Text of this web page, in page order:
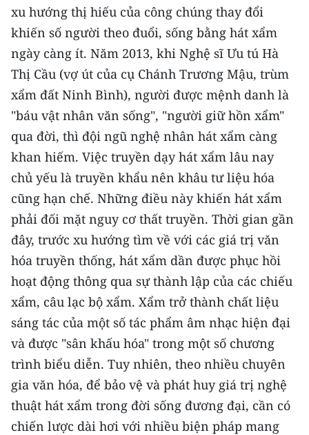
Đông Nam Bộ
Đồng bằng sông Cửu Long
Chuyên trang Hà Nội
Chuyên trang TP. Hồ Chí Minh
CHUYÊN ĐỀ
CÁC CHUYÊN TRANG
VỀ BÁO NHÂN DÂN
THỜI NAY
NHÂN DÂN CUỐI TUẦN
NHÂN DÂN HẰNG THÁNG
MUA BÁO
ĐỌC BÁO IN
xu hướng thị hiếu của công chúng thay đổi
khiến số người theo đuổi, sống bằng hát xẩm
ngày càng ít. Năm 2013, khi Nghệ sĩ Ưu tú Hà
Thị Cầu (vợ út của cụ Chánh Trương Mậu, trùm
xẩm đất Ninh Bình), người được mệnh danh là
"báu vật nhân văn sống", "người giữ hồn xẩm"
qua đời, thì đội ngũ nghệ nhân hát xẩm càng
khan hiếm. Việc truyền dạy hát xẩm lâu nay
chủ yếu là truyền khẩu nên khâu tư liệu hóa
cũng hạn chế. Những điều này khiến hát xẩm
phải đối mặt nguy cơ thất truyền. Thời gian gần
đây, trước xu hướng tìm về với các giá trị văn
hóa truyền thống, hát xẩm dần được phục hồi
hoạt động thông qua sự thành lập của các chiếu
xẩm, câu lạc bộ xẩm. Xẩm trở thành chất liệu
sáng tác của một số tác phẩm âm nhạc hiện đại
và được "sân khấu hóa" trong một số chương
trình biểu diễn. Tuy nhiên, theo nhiều chuyên
gia văn hóa, để bảo vệ và phát huy giá trị nghệ
thuật hát xẩm trong đời sống đương đại, cần có
chiến lược dài hơi với nhiều biện pháp mang